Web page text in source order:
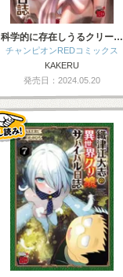
科学的に存在しうるクリー…
チャンピオンREDコミックス
KAKERU
発売日：2024.05.20